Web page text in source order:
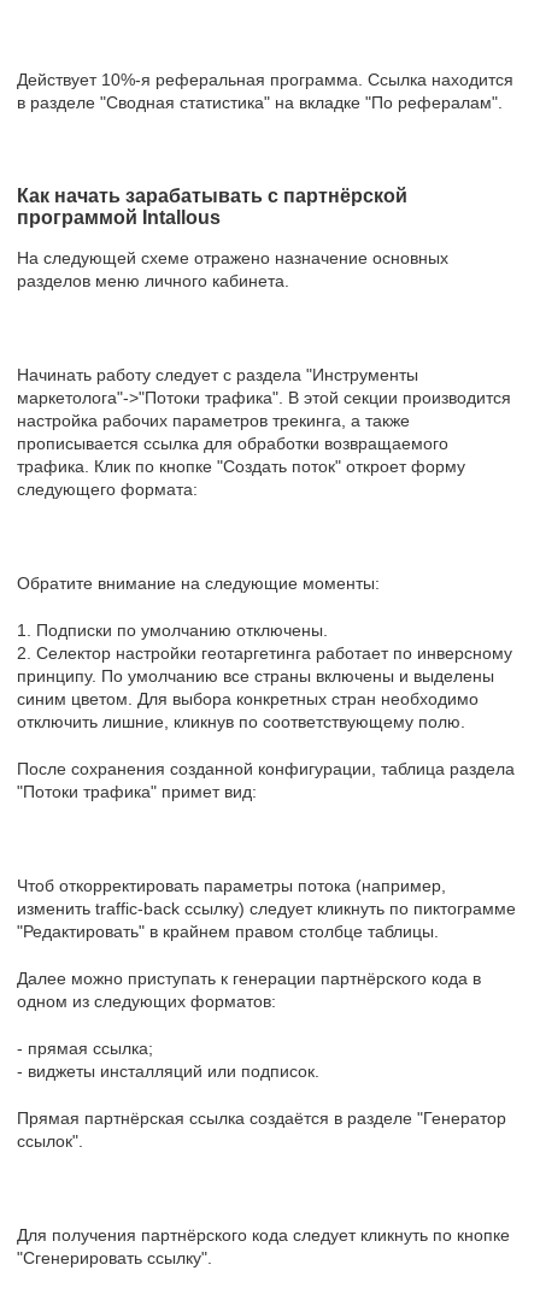
Действует 10%-я реферальная программа. Ссылка находится
в разделе "Сводная статистика" на вкладке "По рефералам".
Как начать зарабатывать с партнёрской
программой Intallous
На следующей схеме отражено назначение основных
разделов меню личного кабинета.
Начинать работу следует с раздела "Инструменты
маркетолога"->"Потоки трафика". В этой секции производится
настройка рабочих параметров трекинга, а также
прописывается ссылка для обработки возвращаемого
трафика. Клик по кнопке "Создать поток" откроет форму
следующего формата:
Обратите внимание на следующие моменты:
1. Подписки по умолчанию отключены.
2. Селектор настройки геотаргетинга работает по инверсному
принципу. По умолчанию все страны включены и выделены
синим цветом. Для выбора конкретных стран необходимо
отключить лишние, кликнув по соответствующему полю.
После сохранения созданной конфигурации, таблица раздела
"Потоки трафика" примет вид:
Чтоб откорректировать параметры потока (например,
изменить traffic-back ссылку) следует кликнуть по пиктограмме
"Редактировать" в крайнем правом столбце таблицы.
Далее можно приступать к генерации партнёрского кода в
одном из следующих форматов:
- прямая ссылка;
- виджеты инсталляций или подписок.
Прямая партнёрская ссылка создаётся в разделе "Генератор
ссылок".
Для получения партнёрского кода следует кликнуть по кнопке
"Сгенерировать ссылку".